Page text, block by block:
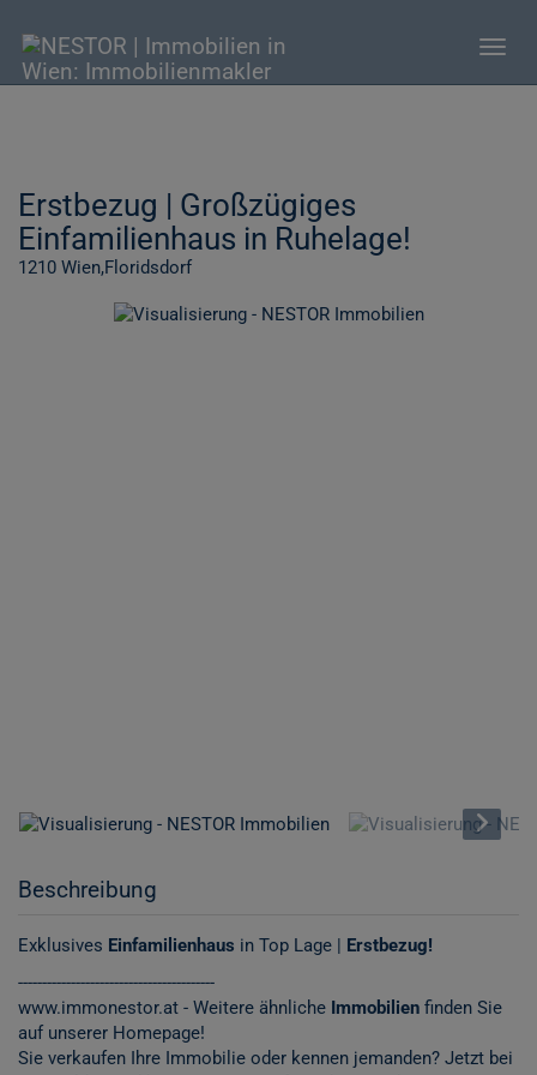
Erstbezug | Großzügiges
Einfamilienhaus in Ruhelage!
1210 Wien,Floridsdorf
Beschreibung
Exklusives Einfamilienhaus in Top Lage | Erstbezug!
-----------------------------------------
www.immonestor.at - Weitere ähnliche Immobilien finden Sie
auf unserer Homepage!
Sie verkaufen Ihre Immobilie oder kennen jemanden? Jetzt bei